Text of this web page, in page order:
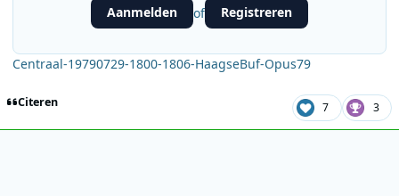
Aanmelden of Registreren
Centraal-19790729-1800-1806-HaagseBuf-Opus79
Citeren 7 3